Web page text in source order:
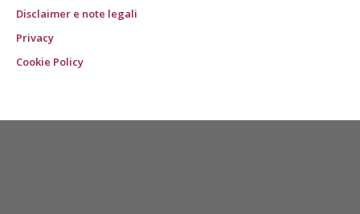
Disclaimer e note legali
Privacy
Cookie Policy